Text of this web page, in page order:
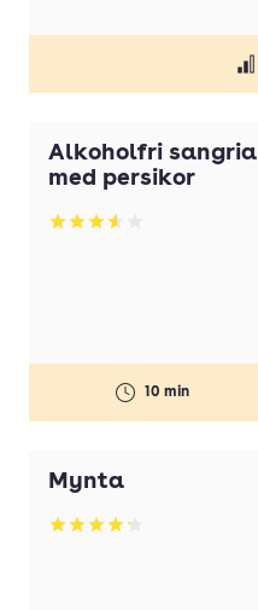
Alkoholfri sangria
med persikor
Betyg: 3.58 av 5
10 min
Mynta
Betyg: 4.22 av 5